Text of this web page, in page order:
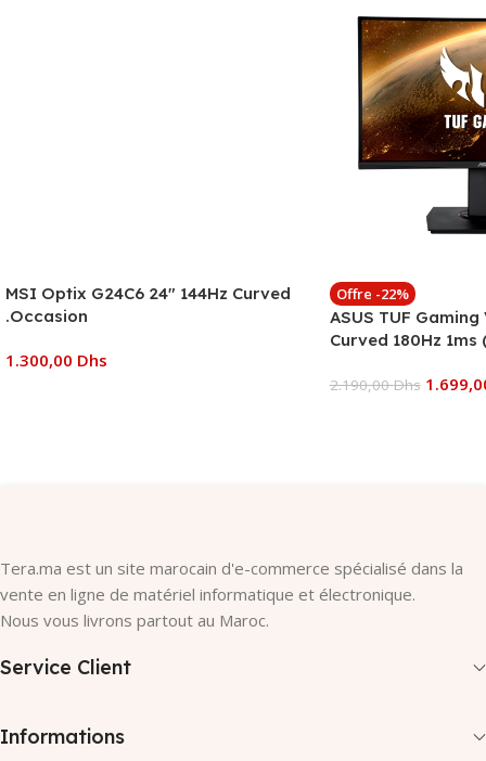
MSI Optix G24C6 24″ 144Hz Curved
.Occasion
1.300,00 Dhs
Offre -22%
ASUS TUF Gaming
Curved 180Hz 1ms
2.190,00Dhs
Tera.ma est un site marocain d'e-commerce spécialisé dans la
vente en ligne de matériel informatique et électronique.
Nous vous livrons partout au Maroc.
Service Client
Informations